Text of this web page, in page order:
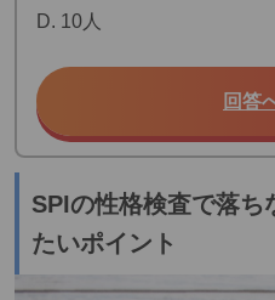
D. 10人
回答
SPIの性格検査で落ち
たいポイント